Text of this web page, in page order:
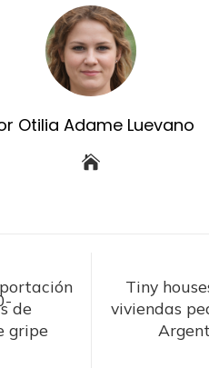
Otilia Adame Luevano
de
gripe
Tiny
viviendas